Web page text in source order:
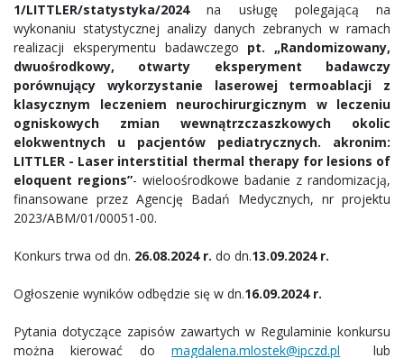
1/LITTLER/statystyka/2024na usługę polegającą na
wykonaniu statystycznej analizy danych zebranych w ramach
realizacji eksperymentu badawczego pt. „Randomizowany,
dwuośrodkowy, otwarty eksperyment badawczy
porównujący wykorzystanie laserowej termoablacji z
klasycznym leczeniem neurochirurgicznym w leczeniu
ogniskowych zmian wewnątrzczaszkowych okolic
elokwentnych u pacjentów pediatrycznych. akronim:
LITTLER - Laser interstitial thermal therapy for lesions of
eloquent regions”- wieloośrodkowe badanie z randomizacją,
finansowane przez Agencję Badań Medycznych, nr projektu
2023/ABM/01/00051-00.
Konkurs trwa od dn. 26.08.2024 r. do dn.13.09.2024 r.
Ogłoszenie wyników odbędzie się w dn.16.09.2024 r.
Pytania dotyczące zapisów zawartych w Regulaminie konkursu
można kierować domagdalena.mlostek@ipczd.pl lub